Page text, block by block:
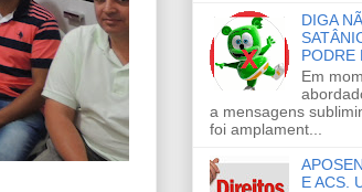
DIGA
PODRE
Em
a mensagens
foi amplament...
E ACS.